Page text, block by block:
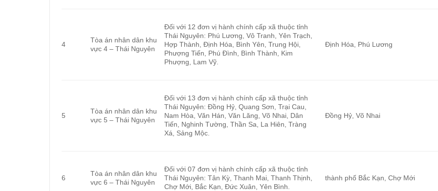
4
Tòa án nhân dân khu
vực 4 – Thái Nguyên
Đối với 12 đơn vị hành chính cấp xã thuộc tỉnh
Thái Nguyên: Phú Lương, Vô Tranh, Yên Trạch,
Hợp Thành, Định Hóa, Bình Yên, Trung Hội,
Phượng Tiến, Phú Đình, Bình Thành, Kim
Phượng, Lam Vỹ.
Định Hóa, Phú Lương
5
Tòa án nhân dân khu
vực 5 – Thái Nguyên
Đối với 13 đơn vị hành chính cấp xã thuộc tỉnh
Thái Nguyên: Đồng Hỷ, Quang Sơn, Trại Cau,
Nam Hòa, Văn Hán, Văn Lăng, Võ Nhai, Dân
Tiến, Nghinh Tường, Thần Sa, La Hiên, Tràng
Xá, Sảng Mộc.
Đồng Hỷ, Võ Nhai
6
Tòa án nhân dân khu
vực 6 – Thái Nguyên
Đối với 07 đơn vị hành chính cấp xã thuộc tỉnh
Thái Nguyên: Tân Kỳ, Thanh Mai, Thanh Thịnh,
Chợ Mới, Bắc Kạn, Đức Xuân, Yên Bình.
thành phố Bắc Kạn, Chợ Mới